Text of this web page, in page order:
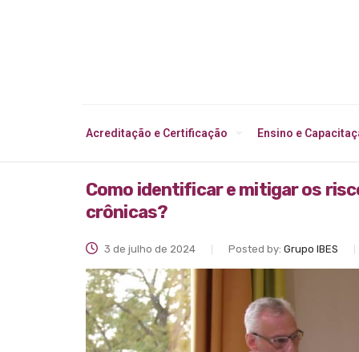
Acreditação e Certificação Ensino e
Como identificar e mitigar os
crônicas?
3 de julho de 2024 Posted by: Grupo IBES